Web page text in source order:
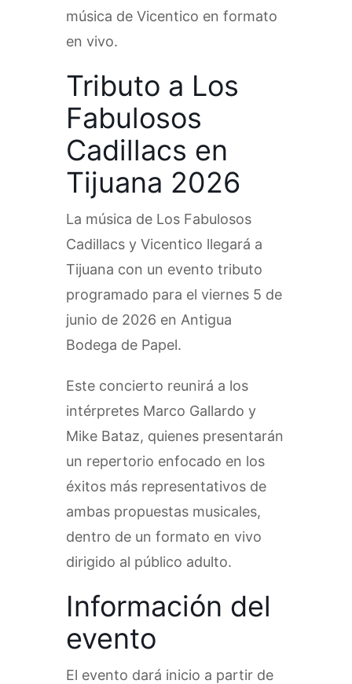
música de Vicentico en formato
en vivo.
Tributo a Los
Fabulosos
Cadillacs en
Tijuana 2026
La música de Los Fabulosos
Cadillacs y Vicentico llegará a
Tijuana con un evento tributo
programado para el viernes 5 de
junio de 2026 en Antigua
Bodega de Papel.
Este concierto reunirá a los
intérpretes Marco Gallardo y
Mike Bataz, quienes presentarán
un repertorio enfocado en los
éxitos más representativos de
ambas propuestas musicales,
dentro de un formato en vivo
dirigido al público adulto.
Información del
evento
El evento dará inicio a partir de